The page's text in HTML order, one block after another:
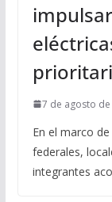
7 de agosto de
En el marco
federales,
integrantes